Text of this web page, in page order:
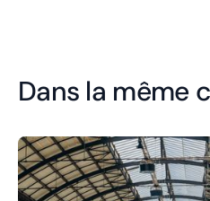
Dans la même